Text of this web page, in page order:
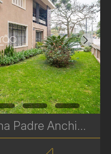
Casa Comercial na Padre Anchieta – 329 m² | Excelente Local para Restaurante, Loja ou Serviços | Ref 545